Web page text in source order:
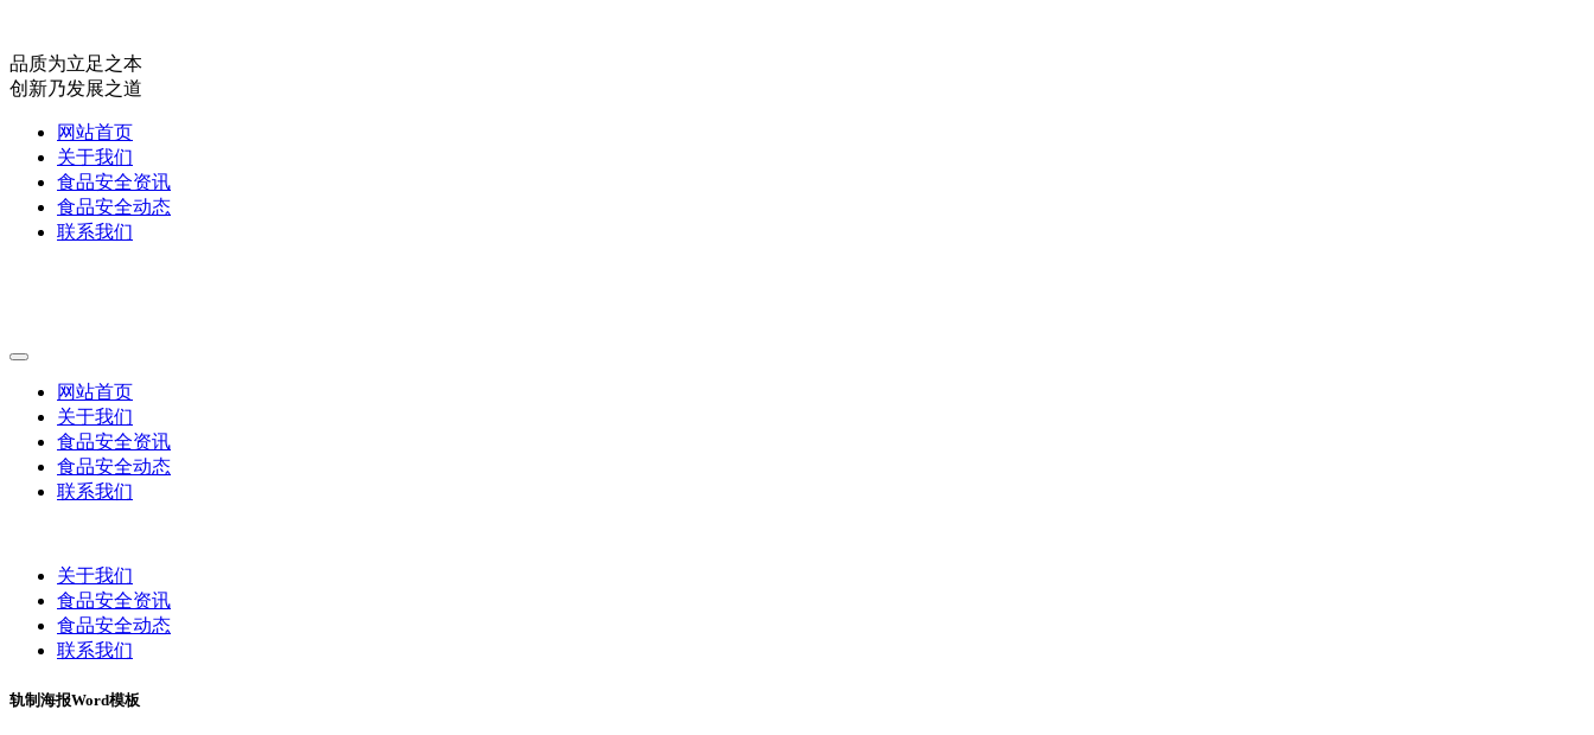
品质为立足之本
创新乃发展之道
网站首页
关于我们
食品安全资讯
食品安全动态
联系我们
网站首页
关于我们
食品安全资讯
食品安全动态
联系我们
关于我们
食品安全资讯
食品安全动态
联系我们
轨制海报Word模板